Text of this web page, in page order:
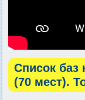
Список баз
(70 мест).